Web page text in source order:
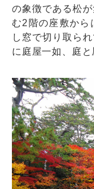
の象徴である松
む2階の座敷から
し窓で切り取ら
に庭屋一如、庭と